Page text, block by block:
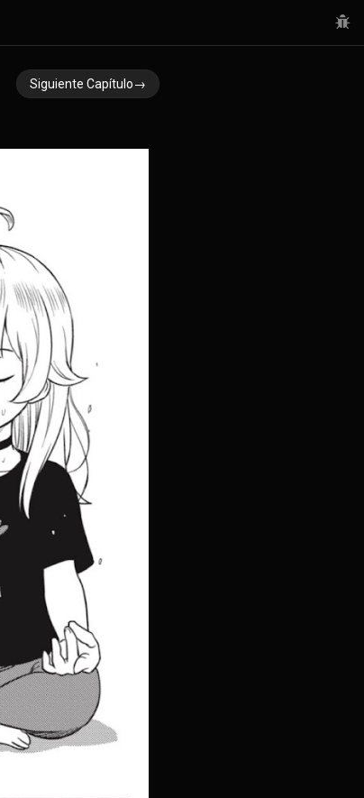
Siguiente Capítulo→